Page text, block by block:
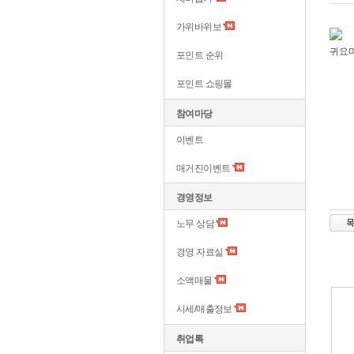
가위바위보
포인트 순위
포인트 쇼핑몰
참여마당
이벤트
매거진이벤트
경영정보
노무 상담
경영 자료실
소액매물
시세/매출정보
취업톡
귀요